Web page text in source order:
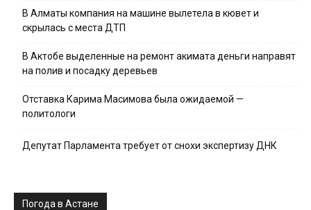
В Алматы компания на машине вылетела в кювет и
скрылась с места ДТП
В Актобе выделенные на ремонт акимата деньги направят
на полив и посадку деревьев
Отставка Карима Масимова была ожидаемой —
политологи
Депутат Парламента требует от снохи экспертизу ДНК
Погода в Астане